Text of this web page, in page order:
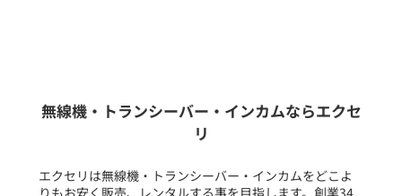
フリーワード入力(製品名等)
無線機・トランシーバー・インカムならエクセ
リ
エクセリは無線機・トランシーバー・インカムをどこよ
りもお安く販売、レンタルする事を目指します。創業34